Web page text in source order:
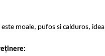
moale, pufos si calduros,